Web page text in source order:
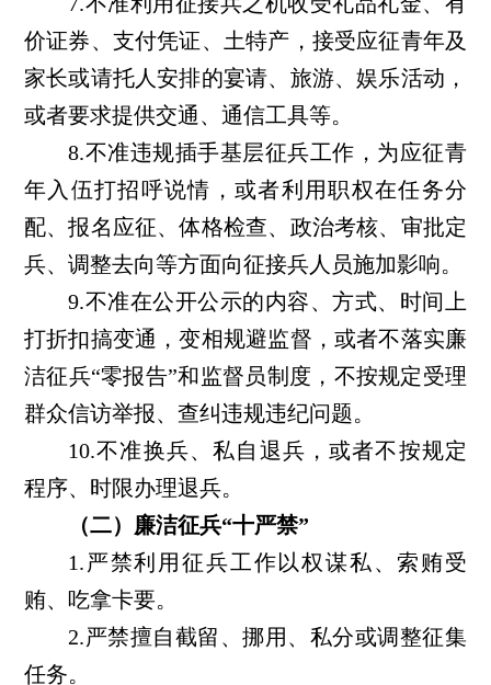
价证券、支付凭证、土特产，接受应征青年及
家长或请托人安排的宴请、旅游、娱乐活动，
或者要求提供交通、通信工具等。
8.不准违规插手基层征兵工作，为应征青
年入伍打招呼说情，或者利用职权在任务分
配、报名应征、体格检查、政治考核、审批定
兵、调整去向等方面向征接兵人员施加影响。
9.不准在公开公示的内容、方式、时间上
打折扣搞变通，变相规避监督，或者不落实廉
洁征兵“零报告”和监督员制度，不按规定受理
群众信访举报、查纠违规违纪问题。
10.不准换兵、私自退兵，或者不按规定
程序、时限办理退兵。
（二）廉洁征兵“十严禁”
1.严禁利用征兵工作以权谋私、索贿受
贿、吃拿卡要。
2.严禁擅自截留、挪用、私分或调整征集
任务。